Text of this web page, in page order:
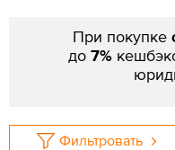
При покупке
до 7%
Фильтровать